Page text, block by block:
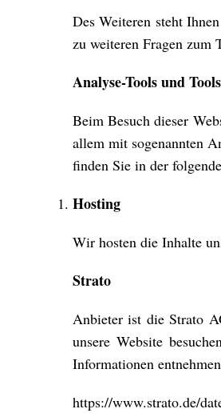
Des Weiteren steht
zu weiteren Fragen zum
Analyse-Tools und
Beim Besuch dieser
allem mit sogenannten
finden Sie in der
Hosting
Wir hosten die Inhalte
Strato
Anbieter ist die Strato
unsere Website
Informationen
https://www.strato.de/